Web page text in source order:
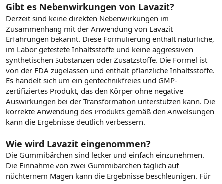
Gibt es Nebenwirkungen von Lavazit?
Derzeit sind keine direkten Nebenwirkungen im
Zusammenhang mit der Anwendung von Lavazit
Erfahrungen bekannt. Diese Formulierung enthält natürliche,
im Labor getestete Inhaltsstoffe und keine aggressiven
synthetischen Substanzen oder Zusatzstoffe. Die Formel ist
von der FDA zugelassen und enthält pflanzliche Inhaltsstoffe.
Es handelt sich um ein gentechnikfreies und GMP-
zertifiziertes Produkt, das den Körper ohne negative
Auswirkungen bei der Transformation unterstützen kann. Die
korrekte Anwendung des Produkts gemäß den Anweisungen
kann die Ergebnisse deutlich verbessern.
Wie wird Lavazit eingenommen?
Die Gummibärchen sind lecker und einfach einzunehmen.
Die Einnahme von zwei Gummibärchen täglich auf
nüchternem Magen kann die Ergebnisse beschleunigen. Für